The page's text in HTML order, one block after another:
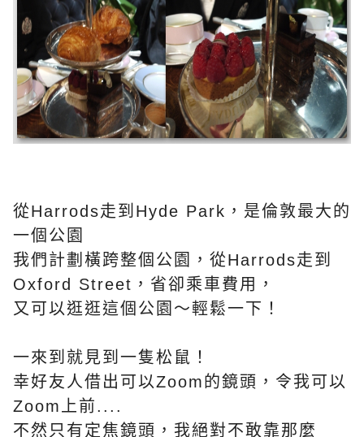
從Harrods走到Hyde Park，是倫敦最大的
一個公園
我們計劃橫跨整個公園，從Harrods走到
Oxford Street，省卻乘車費用，
又可以逛逛這個公園～輕鬆一下！
一來到就見到一隻松鼠！
幸好友人借出可以Zoom的鏡頭，令我可以
Zoom上前....
不然只有定焦鏡頭，我絕對不敢靠那麼